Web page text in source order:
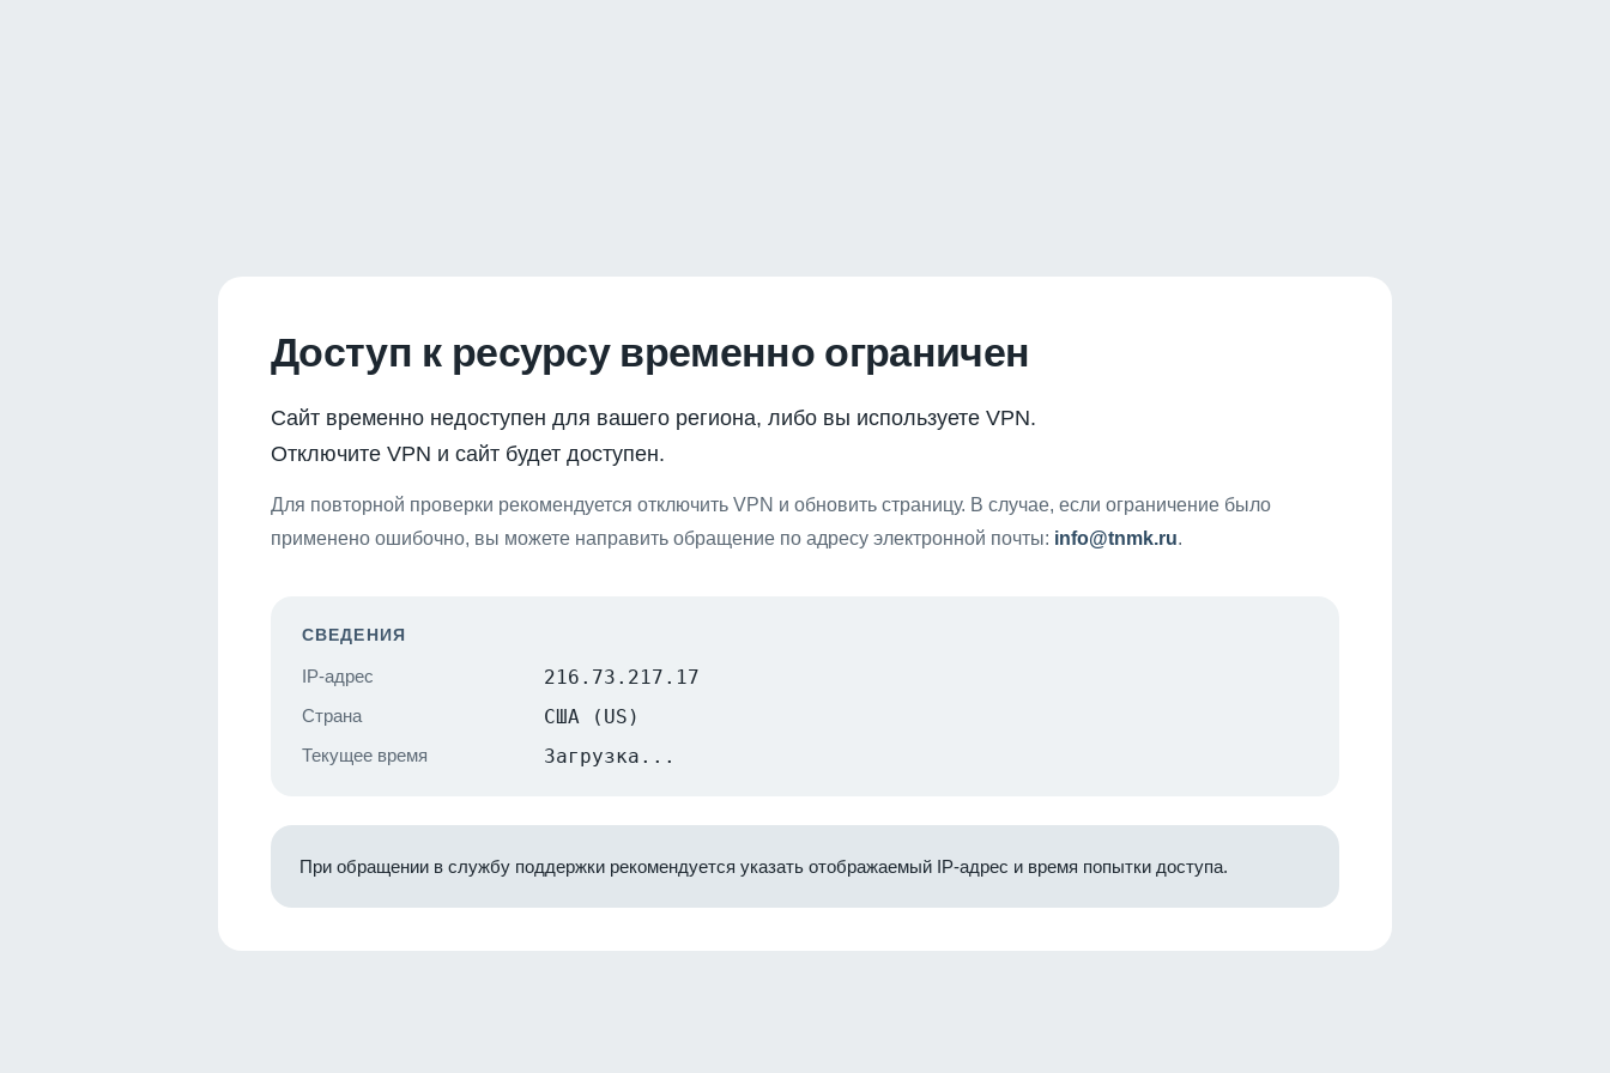
Доступ к ресурсу временно ограничен
Сайт временно недоступен для вашего региона, либо вы используете VPN.
Отключите VPN и сайт будет доступен.
Для повторной проверки рекомендуется отключить VPN и обновить страницу. В случае, если ограничение было
применено ошибочно, вы можете направить обращение по адресу электронной почты: info@tnmk.ru.
СВЕДЕНИЯ
IP-адрес 216.73.217.17
Страна США (US)
Текущее время Загрузка...
При обращении в службу поддержки рекомендуется указать отображаемый IP-адрес и время попытки доступа.